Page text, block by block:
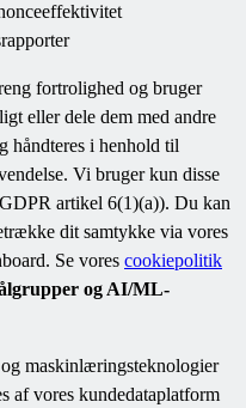
fortrolighed og bruger
eller dele dem med andre
håndteres i henhold til
Vi bruger kun disse
artikel 6(1)(a)). Du kan
dit samtykke via vores
Se vores cookiepolitik
og AI/ML-
maskinlæringsteknologier
af vores kundedataplatform